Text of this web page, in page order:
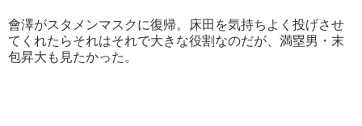
會澤がスタメンマスクに復帰。床田を気持ちよく投げさせ
てくれたらそれはそれで大きな役割なのだが、満塁男・末
包昇大も見たかった。